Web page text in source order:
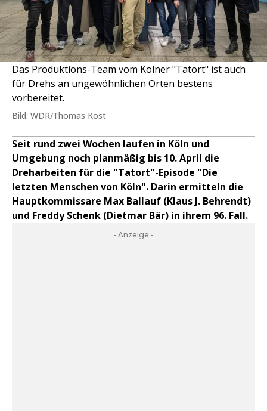
Das Produktions-Team vom Kölner "Tatort" ist auch
für Drehs an ungewöhnlichen Orten bestens
vorbereitet.
Bild: WDR/Thomas Kost
Seit rund zwei Wochen laufen in Köln und
Umgebung noch planmäßig bis 10. April die
Dreharbeiten für die "Tatort"-Episode "Die
letzten Menschen von Köln". Darin ermitteln die
Hauptkommissare Max Ballauf (Klaus J. Behrendt)
und Freddy Schenk (Dietmar Bär) in ihrem 96. Fall.
- Anzeige -